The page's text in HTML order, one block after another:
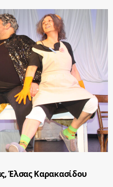
Έλσας Καρακασίδου